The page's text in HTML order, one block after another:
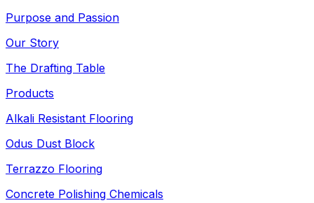
Purpose and Passion
Our Story
The Drafting Table
Products
Alkali Resistant Flooring
Odus Dust Block
Terrazzo Flooring
Concrete Polishing Chemicals